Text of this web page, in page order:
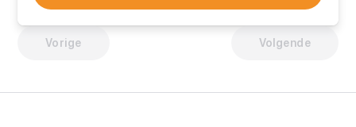
Vorige Volgende